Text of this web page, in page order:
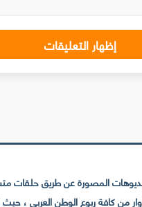
إظهار التعليقات
المصورة عن طريق حلقات